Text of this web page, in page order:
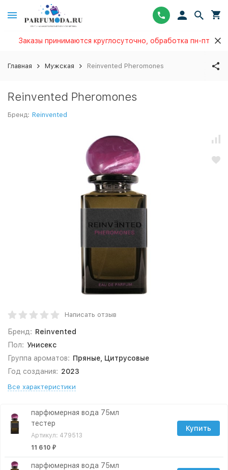
Заказы принимаются круглосуточно, обработка пн-пт
Главная Мужская Reinvented Pheromones
Reinvented Pheromones
Бренд: Reinvented
Написать отзыв
Бренд: Reinvented
Пол: Унисекс
Группа ароматов: Пряные, Цитрусовые
Год создания: 2023
Все характеристики
парфюмерная вода 75мл
тестер
Артикул: 479513
11 610 ₽
Купить
парфюмерная вода 75мл